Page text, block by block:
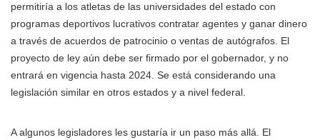
permitiría a los atletas de las universidades del estado con
programas deportivos lucrativos contratar agentes y ganar dinero
a través de acuerdos de patrocinio o ventas de autógrafos. El
proyecto de ley aún debe ser firmado por el gobernador, y no
entrará en vigencia hasta 2024. Se está considerando una
legislación similar en otros estados y a nivel federal.
A algunos legisladores les gustaría ir un paso más allá. El